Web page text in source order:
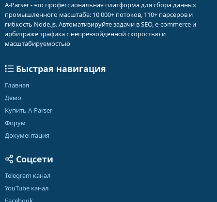
A-Parser - это профессиональная платформа для сбора данных
промышленного масштаба: 10 000+ потоков, 110+ парсеров и
гибкость Node.js. Автоматизируйте задачи в SEO, e-commerce и
арбитраже трафика с непревзойденной скоростью и
масштабируемостью
Быстрая навигация
Главная
Демо
Купить A-Parser
Форум
Документация
Соцсети
Telegram канал
YouTube канал